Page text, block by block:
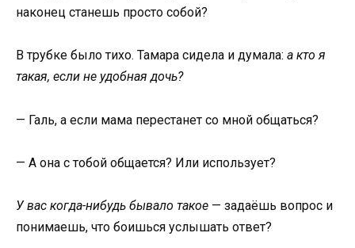
наконец станешь просто собой?
В трубке было тихо. Тамара сидела и думала: а кто я
такая, если не удобная дочь?
— Галь, а если мама перестанет со мной общаться?
— А она с тобой общается? Или использует?
У вас когда-нибудь бывало такое — задаёшь вопрос и
понимаешь, что боишься услышать ответ?